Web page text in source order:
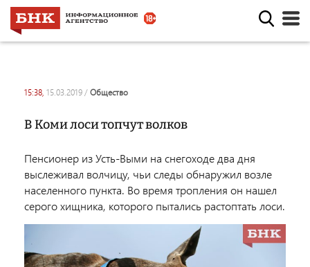
15:38, 15.03.2019 / общество
В Коми лоси топчут волков
Пенсионер из Усть-Выми на снегоходе два дня
выслеживал волчицу, чьи следы обнаружил возле
населенного пункта. Во время тропления он нашел
серого хищника, которого пытались растоптать лоси.